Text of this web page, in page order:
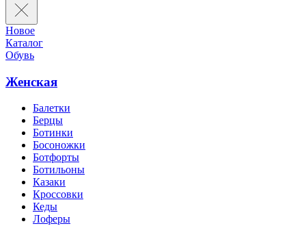
Новое
Каталог
Обувь
Женская
Балетки
Берцы
Ботинки
Босоножки
Ботфорты
Ботильоны
Казаки
Кроссовки
Кеды
Лоферы